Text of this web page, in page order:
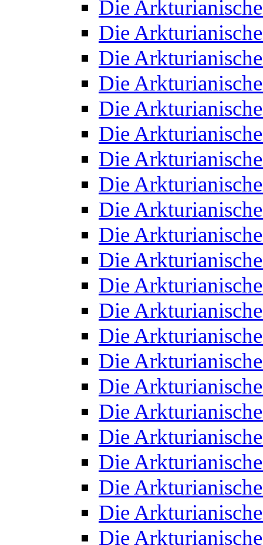
Die
Die
Die
Die
Die
Die
Die
Die
Die
Die
Die
Die
Die
Die
Die
Die
Die
Die
Die
Die
Die
Die